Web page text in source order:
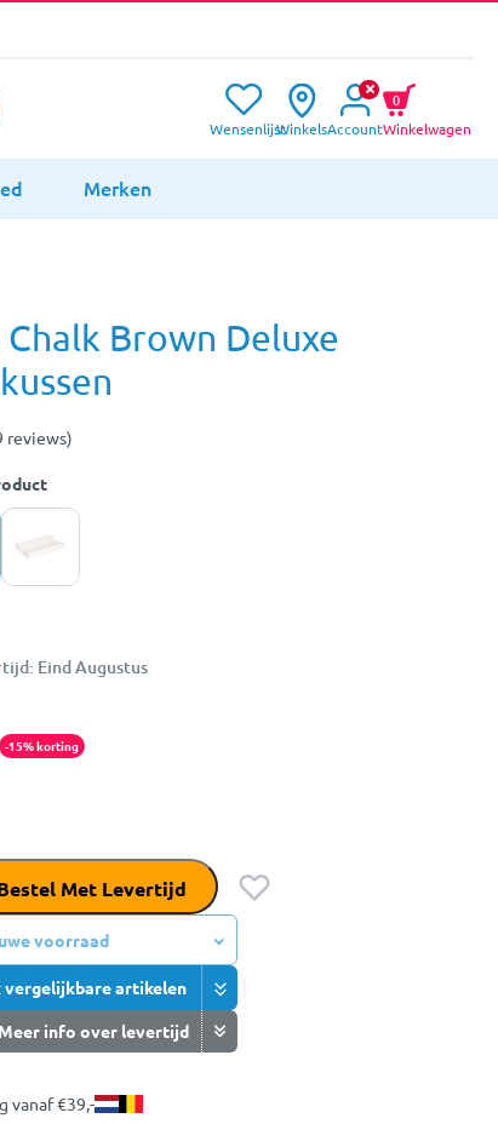
WensenlijstWinkelsAccountWinkelwagen
0
Merken
Brown Deluxe
reviews)
Eind Augustus
-15% korting
Met Levertijd
voorraad
vergelijkbare artikelen
Meer info over levertijd
vanaf €39,-